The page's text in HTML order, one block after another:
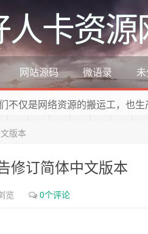
人卡资源
网站源码 微语录
不仅是网络资源的搬运工，也
版本
修订简体中文版本
览 0个评论